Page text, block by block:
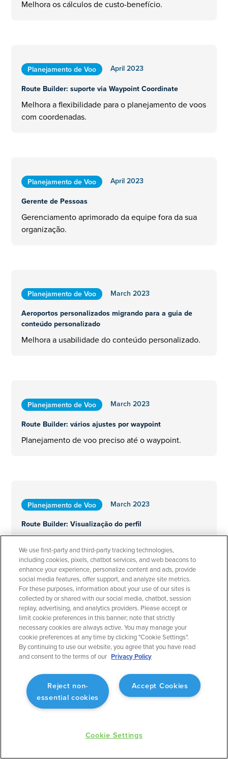
Melhora os cálculos de custo-benefício.
Planejamento de Voo
April 2023
Route Builder: suporte via Waypoint Coordinate
Melhora a flexibilidade para o planejamento de voos
com coordenadas.
Planejamento de Voo
April 2023
Gerente de Pessoas
Gerenciamento aprimorado da equipe fora da sua
organização.
Planejamento de Voo
March 2023
Aeroportos personalizados migrando para a guia de
conteúdo personalizado
Melhora a usabilidade do conteúdo personalizado.
Planejamento de Voo
March 2023
Route Builder: vários ajustes por waypoint
Planejamento de voo preciso até o waypoint.
Planejamento de Voo
March 2023
Route Builder: Visualização do perfil
Fornece outra dimensão de visibilidade ao planejar
o voo.
Planejamento de Voo
March 2023
Filtros rápidos para mapas aeronáuticos
Personalize o mapa aeronáutico de acordo com o
We use first-party and third-party tracking technologies,
including cookies, pixels, chatbot services, and web beacons to
enhance your experience, personalize content and ads, provide
social media features, offer support, and analyze site metrics.
For these purposes, information about your use of our sites is
collected by or shared with our social media, chatbot, session
replay, advertising, and analytics providers. Please accept or
limit cookie preferences in this banner; note that strictly
necessary cookies are always active. You may manage your
cookie preferences at any time by clicking "Cookie Settings".
By continuing to use our website, you agree that you have read
and consent to the terms of our Privacy Policy
Accept Cookies
Reject non-
essential cookies
Cookie Settings